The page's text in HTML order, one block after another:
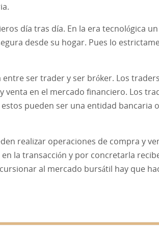
día tras día. En la era tecnológica un
desde su hogar. Pues lo
ser trader y ser bróker. Los
venta en el mercado financiero. Los
pueden ser una entidad bancaria
realizar operaciones de compra y
la transacción y por concretarla
al mercado bursátil hay que